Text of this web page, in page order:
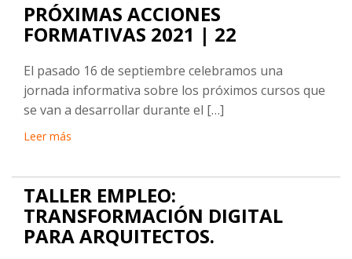
PRÓXIMAS ACCIONES
FORMATIVAS 2021 | 22
El pasado 16 de septiembre celebramos una
jornada informativa sobre los próximos cursos que
se van a desarrollar durante el […]
Leer más
TALLER EMPLEO:
TRANSFORMACIÓN DIGITAL
PARA ARQUITECTOS.